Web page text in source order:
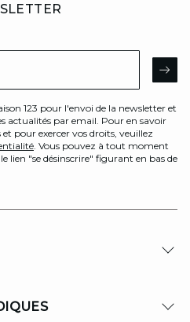
123 pour l'envoi de la newsletter et
actualités par email. Pour en savoir
pour exercer vos droits, veuillez
. Vous pouvez à tout moment
lien "se désinscrire" figurant en bas de